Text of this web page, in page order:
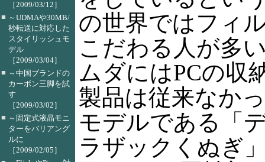
［2009/03/12］
■ ～UDMAや30MB/
秒転送に対応した
スタイリッシュモ
デル
［2009/03/04］
■ ～中国ブランドの
カーボン三脚を試
す
［2009/03/02］
■ ～固定式液晶モニ
ターをバリアング
ルに
［2009/02/05］
の世界ではフィ
こだわる人が多
ムダにはPCの収
製品は従来なか
モデルである「
ラザックくぬぎ